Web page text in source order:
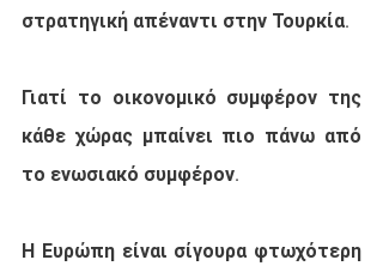
στρατηγική απέναντι στην Τουρκία.
Γιατί το οικονομικό συμφέρον της
κάθε χώρας μπαίνει πιο πάνω από
το ενωσιακό συμφέρον.
Η Ευρώπη είναι σίγουρα φτωχότερη